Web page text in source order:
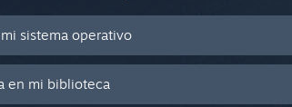
sistema operativo
en mi biblioteca